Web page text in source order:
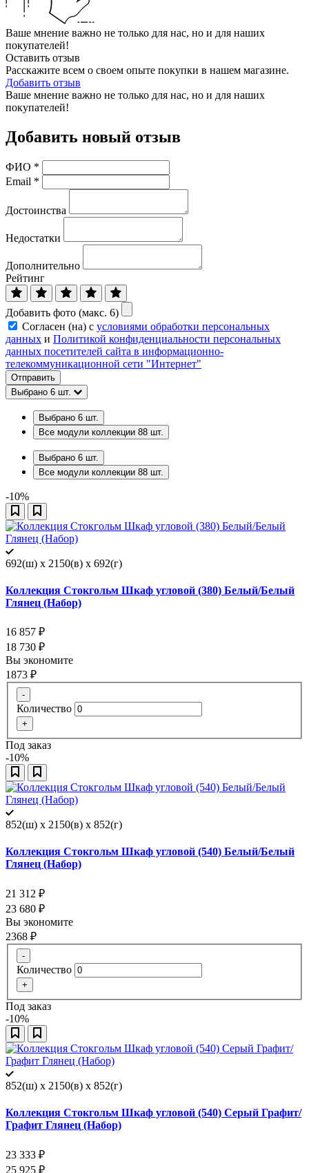
Ваше мнение важно не только для нас, но и для наших
покупателей!
Оставить отзыв
Расскажите всем о своем опыте покупки в нашем магазине.
Добавить отзыв
Ваше мнение важно не только для нас, но и для наших
покупателей!
Добавить новый отзыв
ФИО *
Email *
Достоинства
Недостатки
Дополнительно
Рейтинг
Добавить фото (макс. 6)
Согласен (на) с условиями обработки персональных
данных и Политикой конфиденциальности персональных
данных посетителей сайта в информационно-
телекоммуникационной сети "Интернет"
Отправить
Выбрано 6 шт.
Выбрано 6 шт.
Все модули коллекции 88 шт.
Выбрано 6 шт.
Все модули коллекции 88 шт.
-10%
692(ш) x 2150(в) x 692(г)
Коллекция Стокгольм Шкаф угловой (380) Белый/Белый
Глянец (Набор)
16 857 ₽
18 730 ₽
Вы экономите
1873 ₽
-
Количество
+
Под заказ
-10%
852(ш) x 2150(в) x 852(г)
Коллекция Стокгольм Шкаф угловой (540) Белый/Белый
Глянец (Набор)
21 312 ₽
23 680 ₽
Вы экономите
2368 ₽
-
Количество
+
Под заказ
-10%
852(ш) x 2150(в) x 852(г)
Коллекция Стокгольм Шкаф угловой (540) Серый Графит/
Графит Глянец (Набор)
23 333 ₽
25 925 ₽